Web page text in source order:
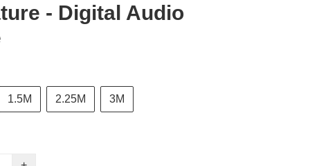
- Digital Audio
1.5M 2.25M 3M